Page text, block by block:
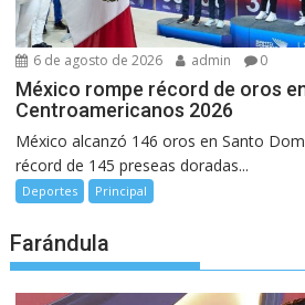
6 de agosto de 2026 admin 0
México rompe récord de oros
Centroamericanos 2026
México alcanzó 146 oros en Santo
récord de 145 preseas doradas...
Deportes Principal
Farándula